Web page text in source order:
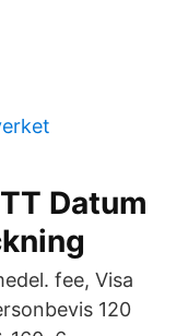
Datum
fee, Visa
120